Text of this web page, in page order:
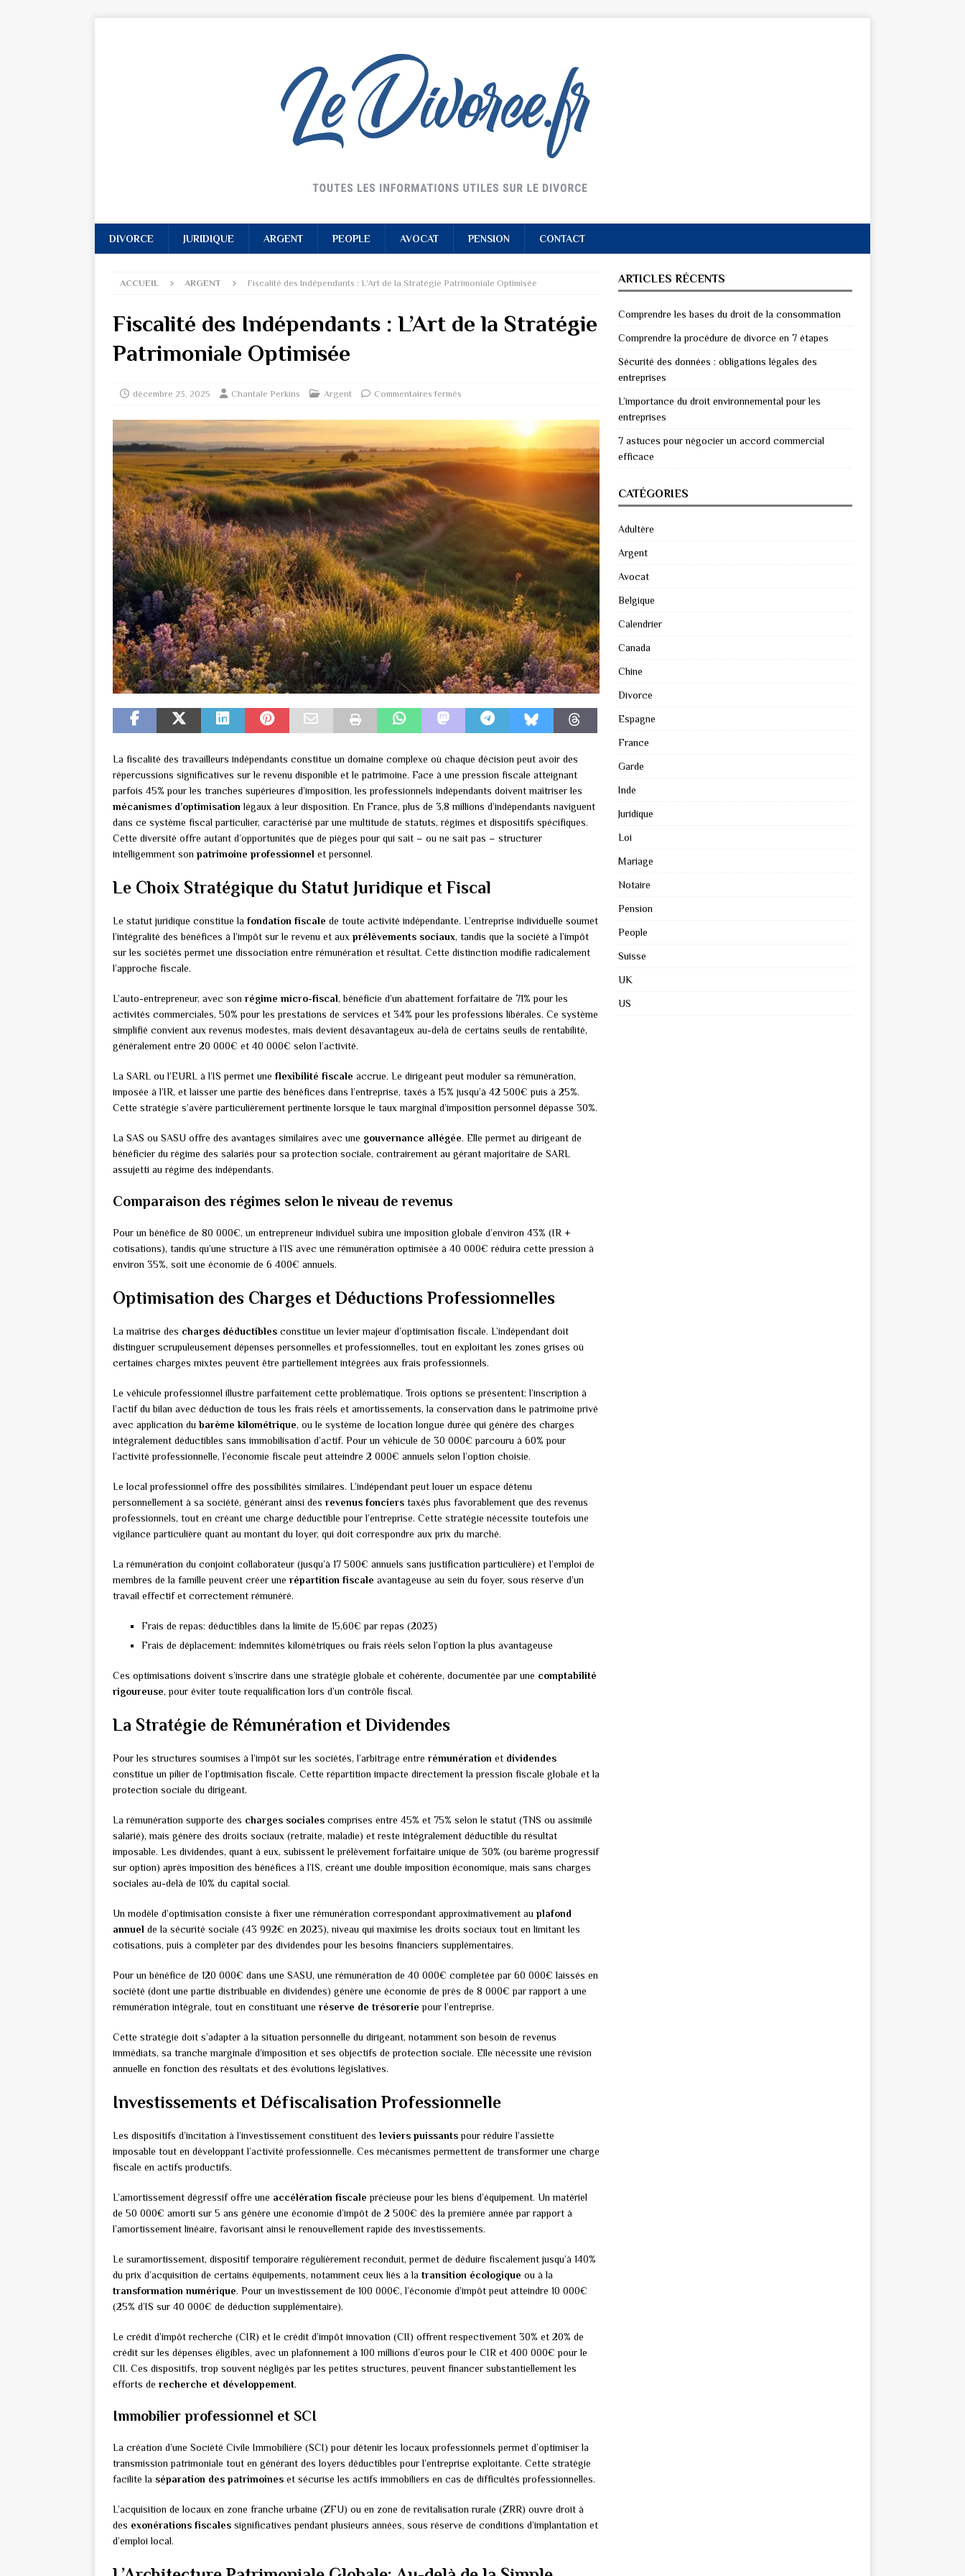
DIVORCE JURIDIQUE ARGENT PEOPLE AVOCAT PENSION CONTACT
ACCUEIL ARGENT Fiscalité des Indépendants : L’Art de la Stratégie Patrimoniale Optimisée
Fiscalité des Indépendants : L’Art de la Stratégie
Patrimoniale Optimisée
décembre 23, 2025 Chantale Perkins Argent Commentaires fermés
La fiscalité des travailleurs indépendants constitue un domaine complexe où chaque décision peut avoir des
répercussions significatives sur le revenu disponible et le patrimoine. Face à une pression fiscale atteignant
parfois 45% pour les tranches supérieures d’imposition, les professionnels indépendants doivent maîtriser les
mécanismes d’optimisation légaux à leur disposition. En France, plus de 3,8 millions d’indépendants naviguent
dans ce système fiscal particulier, caractérisé par une multitude de statuts, régimes et dispositifs spécifiques.
Cette diversité offre autant d’opportunités que de pièges pour qui sait – ou ne sait pas – structurer
intelligemment son patrimoine professionnel et personnel.
Le Choix Stratégique du Statut Juridique et Fiscal
Le statut juridique constitue la fondation fiscale de toute activité indépendante. L’entreprise individuelle soumet
l’intégralité des bénéfices à l’impôt sur le revenu et aux prélèvements sociaux, tandis que la société à l’impôt
sur les sociétés permet une dissociation entre rémunération et résultat. Cette distinction modifie radicalement
l’approche fiscale.
L’auto-entrepreneur, avec son régime micro-fiscal, bénéficie d’un abattement forfaitaire de 71% pour les
activités commerciales, 50% pour les prestations de services et 34% pour les professions libérales. Ce système
simplifié convient aux revenus modestes, mais devient désavantageux au-delà de certains seuils de rentabilité,
généralement entre 20 000€ et 40 000€ selon l’activité.
La SARL ou l’EURL à l’IS permet une flexibilité fiscale accrue. Le dirigeant peut moduler sa rémunération,
imposée à l’IR, et laisser une partie des bénéfices dans l’entreprise, taxés à 15% jusqu’à 42 500€ puis à 25%.
Cette stratégie s’avère particulièrement pertinente lorsque le taux marginal d’imposition personnel dépasse 30%.
La SAS ou SASU offre des avantages similaires avec une gouvernance allégée. Elle permet au dirigeant de
bénéficier du régime des salariés pour sa protection sociale, contrairement au gérant majoritaire de SARL
assujetti au régime des indépendants.
Comparaison des régimes selon le niveau de revenus
Pour un bénéfice de 80 000€, un entrepreneur individuel subira une imposition globale d’environ 43% (IR +
cotisations), tandis qu’une structure à l’IS avec une rémunération optimisée à 40 000€ réduira cette pression à
environ 35%, soit une économie de 6 400€ annuels.
Optimisation des Charges et Déductions Professionnelles
La maîtrise des charges déductibles constitue un levier majeur d’optimisation fiscale. L’indépendant doit
distinguer scrupuleusement dépenses personnelles et professionnelles, tout en exploitant les zones grises où
certaines charges mixtes peuvent être partiellement intégrées aux frais professionnels.
Le véhicule professionnel illustre parfaitement cette problématique. Trois options se présentent: l’inscription à
l’actif du bilan avec déduction de tous les frais réels et amortissements, la conservation dans le patrimoine privé
avec application dubarème kilométrique, ou le système de location longue durée qui génère des charges
intégralement déductibles sans immobilisation d’actif. Pour un véhicule de 30 000€ parcouru à 60% pour
l’activité professionnelle, l’économie fiscale peut atteindre 2 000€ annuels selon l’option choisie.
Le local professionnel offre des possibilités similaires. L’indépendant peut louer un espace détenu
personnellement à sa société, générant ainsi des revenus fonciers taxés plus favorablement que des revenus
professionnels, tout en créant une charge déductible pour l’entreprise. Cette stratégie nécessite toutefois une
vigilance particulière quant au montant du loyer, qui doit correspondre aux prix du marché.
La rémunération du conjoint collaborateur (jusqu’à 17 500€ annuels sans justification particulière) et l’emploi de
membres de la famille peuvent créer une répartition fiscale avantageuse au sein du foyer, sous réserve d’un
travail effectif et correctement rémunéré.
Frais de repas: déductibles dans la limite de 15,60€ par repas (2023)
Frais de déplacement: indemnités kilométriques ou frais réels selon l’option la plus avantageuse
Ces optimisations doivent s’inscrire dans une stratégie globale et cohérente, documentée par une comptabilité
rigoureuse, pour éviter toute requalification lors d’un contrôle fiscal.
La Stratégie de Rémunération et Dividendes
Pour les structures soumises à l’impôt sur les sociétés, l’arbitrage entre rémunération et dividendes
constitue un pilier de l’optimisation fiscale. Cette répartition impacte directement la pression fiscale globale et la
protection sociale du dirigeant.
La rémunération supporte des charges sociales comprises entre 45% et 75% selon le statut (TNS ou assimilé
salarié), mais génère des droits sociaux (retraite, maladie) et reste intégralement déductible du résultat
imposable. Les dividendes, quant à eux, subissent le prélèvement forfaitaire unique de 30% (ou barème progressif
sur option) après imposition des bénéfices à l’IS, créant une double imposition économique, mais sans charges
sociales au-delà de 10% du capital social.
Un modèle d’optimisation consiste à fixer une rémunération correspondant approximativement au plafond
annuel de la sécurité sociale (43 992€ en 2023), niveau qui maximise les droits sociaux tout en limitant les
cotisations, puis à compléter par des dividendes pour les besoins financiers supplémentaires.
Pour un bénéfice de 120 000€ dans une SASU, une rémunération de 40 000€ complétée par 60 000€ laissés en
société (dont une partie distribuable en dividendes) génère une économie de près de 8 000€ par rapport à une
rémunération intégrale, tout en constituant une réserve de trésorerie pour l’entreprise.
Cette stratégie doit s’adapter à la situation personnelle du dirigeant, notamment son besoin de revenus
immédiats, sa tranche marginale d’imposition et ses objectifs de protection sociale. Elle nécessite une révision
annuelle en fonction des résultats et des évolutions législatives.
Investissements et Défiscalisation Professionnelle
Les dispositifs d’incitation à l’investissement constituent des leviers puissantspour réduire l’assiette
imposable tout en développant l’activité professionnelle. Ces mécanismes permettent de transformer une charge
fiscale en actifs productifs.
L’amortissement dégressif offre une accélération fiscale précieuse pour les biens d’équipement. Un matériel
de 50 000€ amorti sur 5 ans génère une économie d’impôt de 2 500€ dès la première année par rapport à
l’amortissement linéaire, favorisant ainsi le renouvellement rapide des investissements.
Le suramortissement, dispositif temporaire régulièrement reconduit, permet de déduire fiscalement jusqu’à 140%
du prix d’acquisition de certains équipements, notamment ceux liés à la transition écologique ou à la
transformation numérique. Pour un investissement de 100 000€, l’économie d’impôt peut atteindre 10 000€
(25% d’IS sur 40 000€ de déduction supplémentaire).
Le crédit d’impôt recherche (CIR) et le crédit d’impôt innovation (CII) offrent respectivement 30% et 20% de
crédit sur les dépenses éligibles, avec un plafonnement à 100 millions d’euros pour le CIR et 400 000€ pour le
CII. Ces dispositifs, trop souvent négligés par les petites structures, peuvent financer substantiellement les
efforts de recherche et développement.
Immobilier professionnel et SCI
La création d’une Société Civile Immobilière (SCI) pour détenir les locaux professionnels permet d’optimiser la
transmission patrimoniale tout en générant des loyers déductibles pour l’entreprise exploitante. Cette stratégie
facilite la séparation des patrimoines et sécurise les actifs immobiliers en cas de difficultés professionnelles.
L’acquisition de locaux en zone franche urbaine (ZFU) ou en zone de revitalisation rurale (ZRR) ouvre droit à
des exonérations fiscales significatives pendant plusieurs années, sous réserve de conditions d’implantation et
d’emploi local.
ARTICLES RÉCENTS
Comprendre les bases du droit de la consommation
Comprendre la procédure de divorce en 7 étapes
Sécurité des données : obligations légales des
entreprises
L’importance du droit environnemental pour les
entreprises
7 astuces pour négocier un accord commercial
efficace
CATÉGORIES
Adultère
Argent
Avocat
Belgique
Calendrier
Canada
Chine
Divorce
Espagne
France
Garde
Inde
Juridique
Loi
Mariage
Notaire
Pension
People
Suisse
UK
US